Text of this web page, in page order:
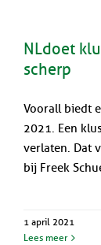
NLdoet
scherp
Voorall biedt
2021. Een
verlaten. Dat
bij Freek
1 april 2021
Lees meer